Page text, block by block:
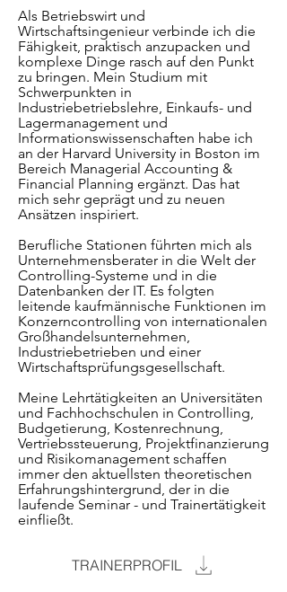
Als Betriebswirt und
Wirtschaftsingenieur verbinde ich die
Fähigkeit, praktisch anzupacken und
komplexe Dinge rasch auf den Punkt
zu bringen. Mein Studium mit
Schwerpunkten in
Industriebetriebslehre, Einkaufs- und
Lagermanagement und
Informationswissenschaften habe ich
an der Harvard University in Boston im
Bereich Managerial Accounting &
Financial Planning ergänzt. Das hat
mich sehr geprägt und zu neuen
Ansätzen inspiriert.
Berufliche Stationen führten mich als
Unternehmensberater in die Welt der
Controlling-Systeme und in die
Datenbanken der IT. Es folgten
leitende kaufmännische Funktionen im
Konzerncontrolling von internationalen
Großhandelsunternehmen,
Industriebetrieben und einer
Wirtschaftsprüfungsgesellschaft.
Meine Lehrtätigkeiten an Universitäten
und Fachhochschulen in Controlling,
Budgetierung, Kostenrechnung,
Vertriebssteuerung, Projektfinanzierung
und Risikomanagement schaffen
immer den aktuellsten theoretischen
Erfahrungshintergrund, der in die
laufende Seminar - und Trainertätigkeit
einfließt.
TRAINERPROFIL